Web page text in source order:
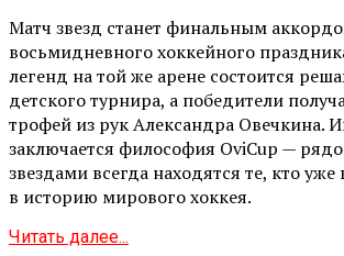
Матч звезд станет финальным
восьмидневного хоккейного
легенд на той же арене состоится
детского турнира, а победители
трофей из рук Александра Овечкина.
заключается философия OviCup —
звездами всегда находятся те, кто
в историю мирового хоккея.
Читать далее...